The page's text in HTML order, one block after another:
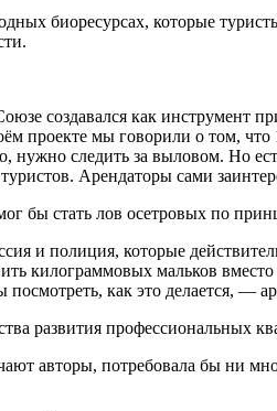
биоресурсах, которые
создавался как инструмент
проекте мы говорили о том,
нужно следить за выловом. Но
Арендаторы сами
бы стать лов осетровых по
и полиция, которые
килограммовых мальков
посмотреть, как это делается, —
развития профессиональных
авторы, потребовала бы ни